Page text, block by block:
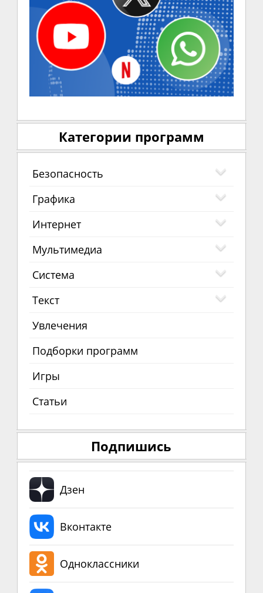
Категории программ
Безопасность
Графика
Интернет
Мультимедиа
Система
Текст
Увлечения
Подборки программ
Игры
Статьи
Подпишись
Дзен
Вконтакте
Одноклассники